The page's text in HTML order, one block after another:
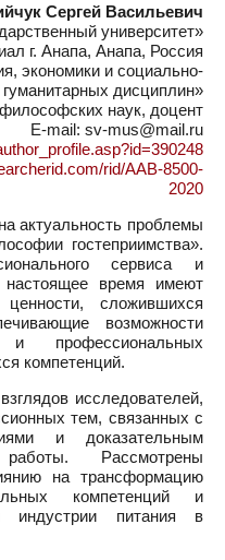
Сергей Васильевич
университет»
г. Анапа, Анапа, Россия
экономики и социально-
гуманитарных дисциплин»
наук, доцент
E-mail: sv-mus@mail.ru
rid/AAB-8500-
2020
актуальность проблемы
гостеприимства».
сервиса и
настоящее время имеют
сложившихся
возможности
и профессиональных
компетенций.
исследователей,
тем, связанных с
и доказательным
Рассмотрены
на трансформацию
компетенций и
индустрии питания в